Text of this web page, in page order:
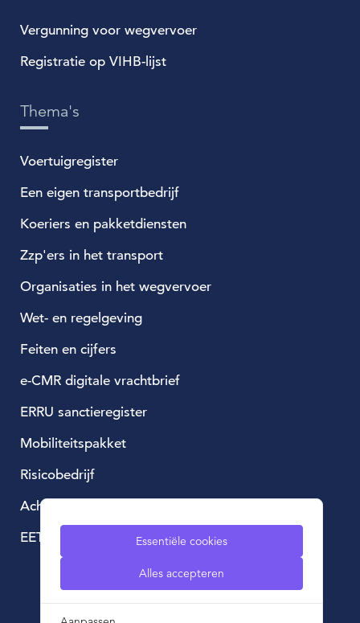
Vergunning voor wegvervoer
Registratie op VIHB-lijst
Thema's
Voertuigregister
Een eigen transportbedrijf
Koeriers en pakketdiensten
Zzp'ers in het transport
Organisaties in het wegvervoer
Wet- en regelgeving
Feiten en cijfers
e-CMR digitale vrachtbrief
ERRU sanctieregister
Mobiliteitspakket
Risicobedrijf
Achtergestelde lening
EETS, European Electronic Toll Service
Essentiële cookies
Alles accepteren